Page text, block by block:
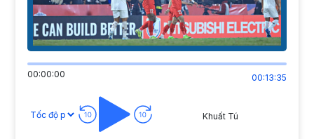
00:00:00 00:13:35
Khuất Tú